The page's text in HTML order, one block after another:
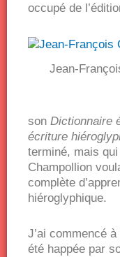
occupé de
Jean-
son Dictionnaire
écriture
terminé, mais
Champollion
complète
hiéroglyphique.
J’ai commencé
été happée par